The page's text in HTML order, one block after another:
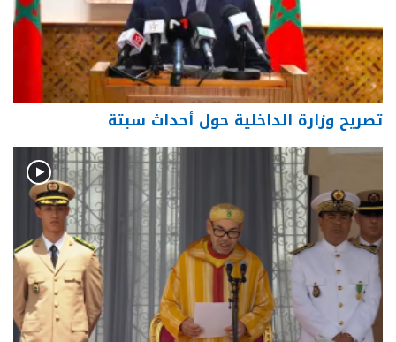
تصريح وزارة الداخلية حول أحداث سبتة